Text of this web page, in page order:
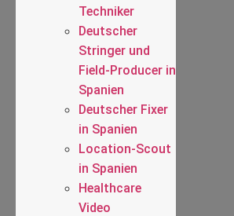
Techniker
Deutscher
Stringer und
Field-Producer in
Spanien
Deutscher Fixer
in Spanien
Location-Scout
in Spanien
Healthcare
Video